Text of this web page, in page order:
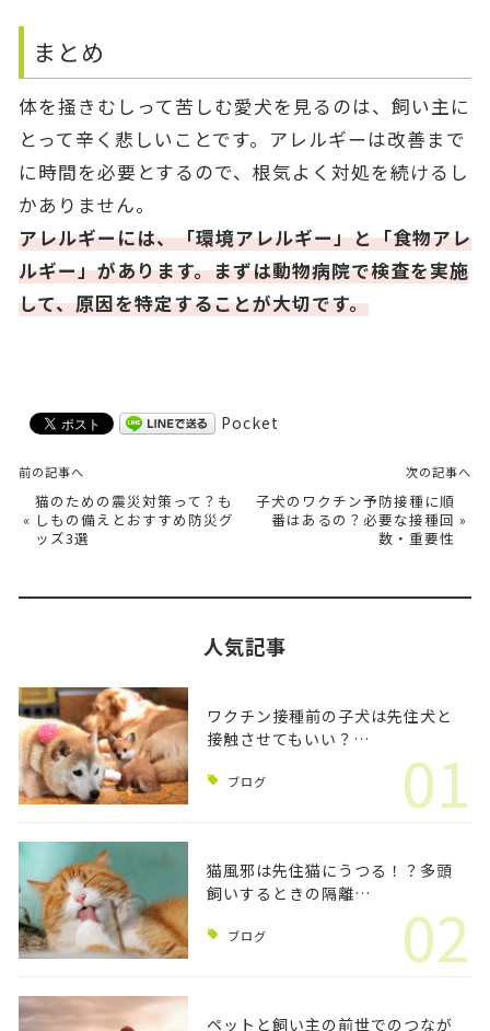
まとめ
体を掻きむしって苦しむ愛犬を見るのは、飼い主に
とって辛く悲しいことです。アレルギーは改善まで
に時間を必要とするので、根気よく対処を続けるし
かありません。
アレルギーには、「環境アレルギー」と「食物アレ
ルギー」があります。まずは動物病院で検査を実施
して、原因を特定することが大切です。
Pocket
前の記事へ
«
猫のための震災対策って？も
しもの備えとおすすめ防災グ
ッズ3選
次の記事へ
子犬のワクチン予防接種に順
番はあるの？必要な接種回
数・重要性
»
人気記事
ワクチン接種前の子犬は先住犬と
接触させてもいい？…
ブログ 01
猫風邪は先住猫にうつる！？多頭
飼いするときの隔離…
ブログ 02
ペットと飼い主の前世でのつなが